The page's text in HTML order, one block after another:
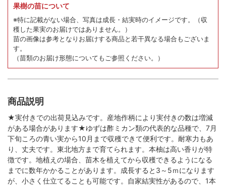
果樹の苗について
※特に記載がない場合、写真は成長・結実時のイメージです。
（収
穫した果実のお届けではありません。）
苗の画像は参考となりお届けする商品と若干異なる場合もございま
す。
（苗類のお届け形態についてもご参照ください。）
商品説明
★実付きでの出荷見込みです。産地作柄により実付きの数は増減
がある場合があります★ゆずは酢ミカン類の代表的な品種で、7月
下旬ころの青い実から10月まで収穫できて便利です。耐寒力もあ
り、丈夫です。東北地方まで育てられます。本柚は高い香りが特
徴です。地植えの場合、苗木を植えてから収穫できるようになる
までに数年かかることがあります。成長すると3～5ｍになります
が、小さく仕立てることも可能です。自家結実性があるので、1本